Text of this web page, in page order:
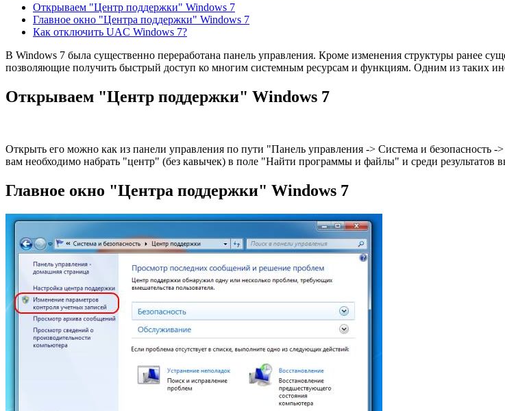
Открываем "Центр поддержки" Windows 7
Главное окно "Центра поддержки" Windows 7
Как отключить UAC Windows 7?
В Windows 7 была существенно переработана панель управления. Кроме изменения структуры ранее
позволяющие получить быстрый доступ ко многим системным ресурсам и функциям. Одним из таких
Открываем "Центр поддержки" Windows 7
Открыть его можно как из панели управления по пути "Панель управления -> Система и
вам необходимо набрать "центр" (без кавычек) в поле "Найти программы и файлы" и среди результатов
Главное окно "Центра поддержки" Windows 7